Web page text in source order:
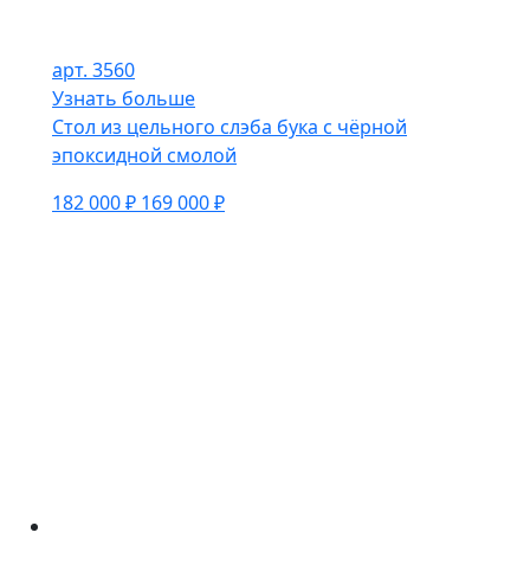
арт. 3560
Узнать больше
Стол из цельного слэба бука с чёрной
эпоксидной смолой
182 000 ₽ 169 000 ₽